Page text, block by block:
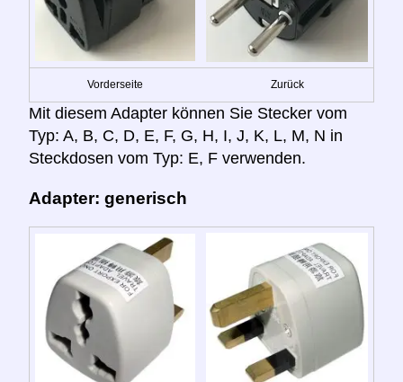
Vorderseite Zurück
Mit diesem Adapter können Sie Stecker vom
Typ: A, B, C, D, E, F, G, H, I, J, K, L, M, N in
Steckdosen vom Typ: E, F verwenden.
Adapter: generisch